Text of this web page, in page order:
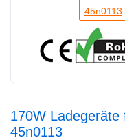
170W
45n0113